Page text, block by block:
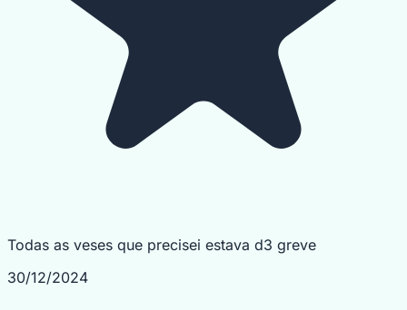
Todas as veses que precisei estava d3 greve
30/12/2024